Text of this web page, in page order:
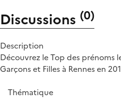
Discussions (0)
Description
Découvrez le Top des prénoms
Garçons et Filles à Rennes en
Thématique